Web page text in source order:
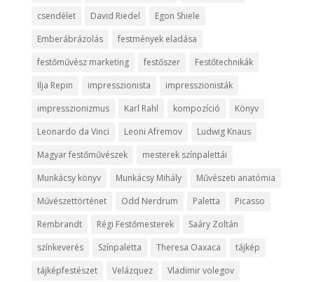
csendélet
David Riedel
Egon Shiele
Emberábrázolás
festmények eladása
festőművész marketing
festőszer
Festőtechnikák
Ilja Repin
impresszionista
impresszionisták
impresszionizmus
Karl Rahl kompozíció
Könyv
Leonardo da Vinci
Leoni Afremov
Ludwig Knaus
Magyar festőművészek
mesterek színpalettái
Munkácsy könyv
Munkácsy Mihály
Művészeti anatómia
Művészettörténet
Odd Nerdrum Paletta
Picasso
Rembrandt
Régi Festőmesterek
Saáry Zoltán
színkeverés
Színpaletta Theresa Oaxaca
tájkép
tájképfestészet
Velázquez
Vladimir volegov